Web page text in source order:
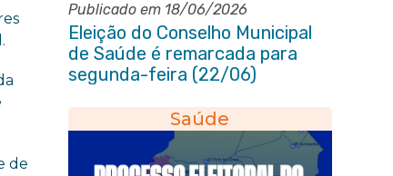
de
Publicado em 18/06/2026
Eleição do Conselho Municipal
de Saúde é remarcada para
segunda-feira (22/06)
Saúde